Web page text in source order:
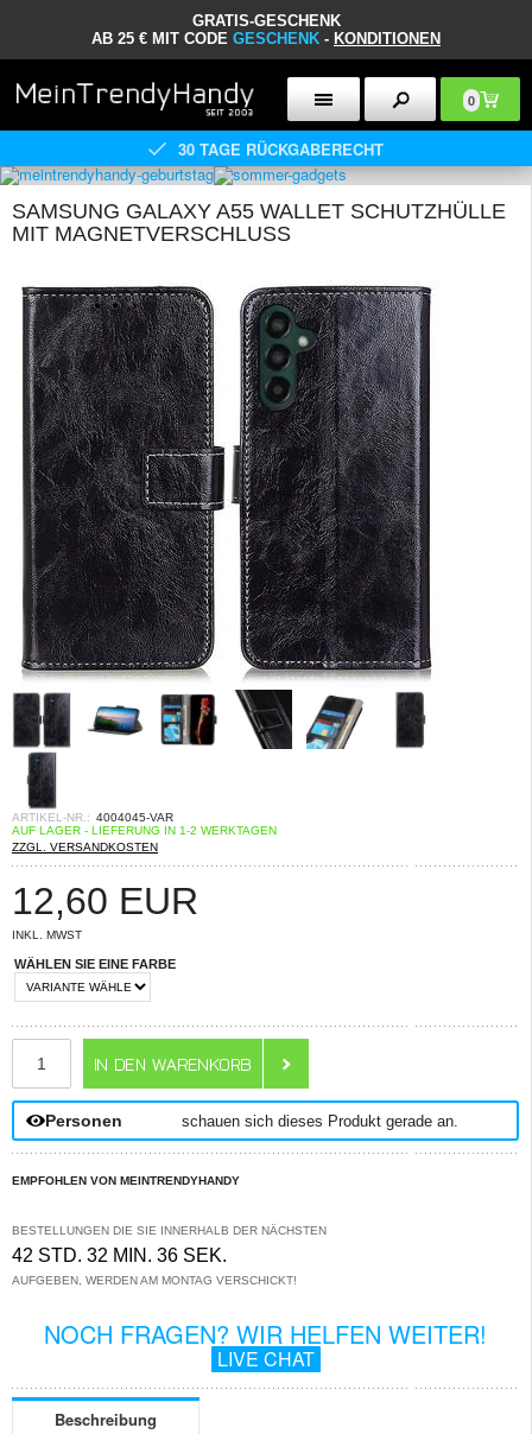
GRATIS-GESCHENK
AB 25 € MIT CODE GESCHENK - KONDITIONEN
0
30 TAGE RÜCKGABERECHT
SAMSUNG GALAXY A55 WALLET SCHUTZHÜLLE
MIT MAGNETVERSCHLUSS
ARTIKEL-NR.: 4004045-VAR
AUF LAGER - LIEFERUNG IN 1-2 WERKTAGEN
ZZGL. VERSANDKOSTEN
12,60 EUR
INKL. MWST
WÄHLEN SIE EINE FARBE
Personen schauen sich dieses Produkt gerade an.
EMPFOHLEN VON MEINTRENDYHANDY
BESTELLUNGEN DIE SIE INNERHALB DER NÄCHSTEN
42 STD. 32 MIN. 36 SEK.
AUFGEBEN, WERDEN AM MONTAG VERSCHICKT!
NOCH FRAGEN? WIR HELFEN WEITER!
LIVE CHAT
Beschreibung